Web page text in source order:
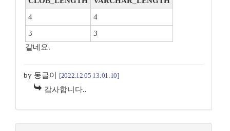
4
4
3
3
같네요.
by 동글이 [2022.12.05 13:01:10]
감사합니다..